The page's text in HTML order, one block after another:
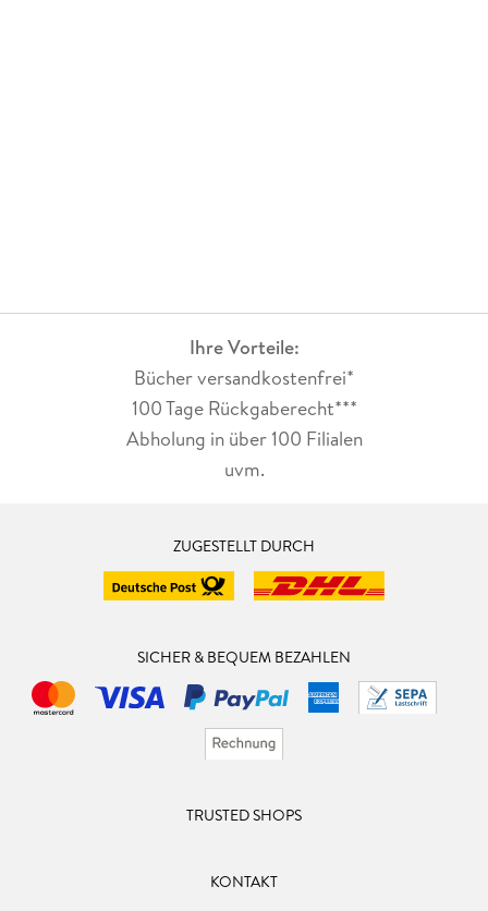
Ihre Vorteile:
Bücher versandkostenfrei*
100 Tage Rückgaberecht***
Abholung in über 100 Filialen
uvm.
ZUGESTELLT DURCH
SICHER & BEQUEM BEZAHLEN
TRUSTED SHOPS
KONTAKT